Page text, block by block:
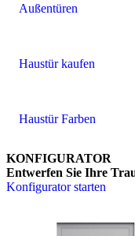
Außentüren
Haustür kaufen
Haustür Farben
KONFIGURATOR
Entwerfen Sie Ihre
Konfigurator starten